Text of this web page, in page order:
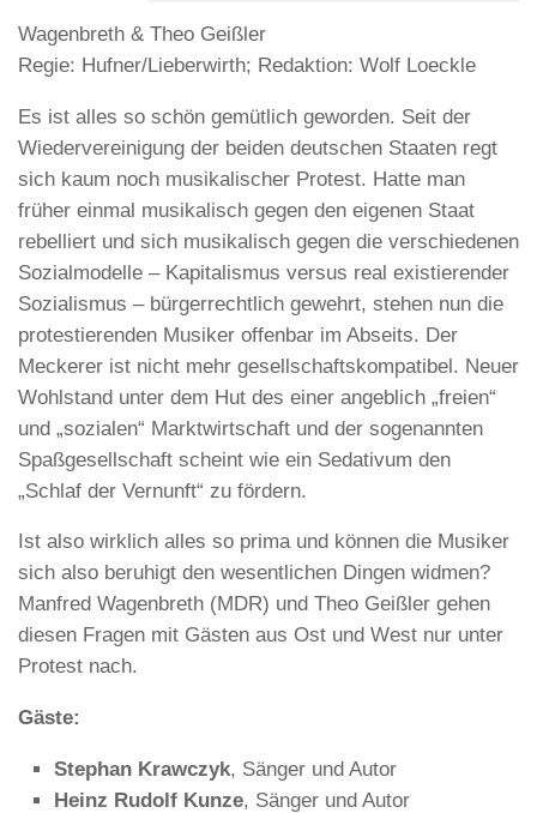
Wagenbreth & Theo Geißler
Regie: Hufner/Lieberwirth; Redaktion: Wolf Loeckle
Es ist alles so schön gemütlich geworden. Seit der
Wiedervereinigung der beiden deutschen Staaten regt
sich kaum noch musikalischer Protest. Hatte man
früher einmal musikalisch gegen den eigenen Staat
rebelliert und sich musikalisch gegen die verschiedenen
Sozialmodelle – Kapitalismus versus real existierender
Sozialismus – bürgerrechtlich gewehrt, stehen nun die
protestierenden Musiker offenbar im Abseits. Der
Meckerer ist nicht mehr gesellschaftskompatibel. Neuer
Wohlstand unter dem Hut des einer angeblich „freien“
und „sozialen“ Marktwirtschaft und der sogenannten
Spaßgesellschaft scheint wie ein Sedativum den
„Schlaf der Vernunft“ zu fördern.
Ist also wirklich alles so prima und können die Musiker
sich also beruhigt den wesentlichen Dingen widmen?
Manfred Wagenbreth (MDR) und Theo Geißler gehen
diesen Fragen mit Gästen aus Ost und West nur unter
Protest nach.
Gäste:
Stephan Krawczyk, Sänger und Autor
Heinz Rudolf Kunze, Sänger und Autor